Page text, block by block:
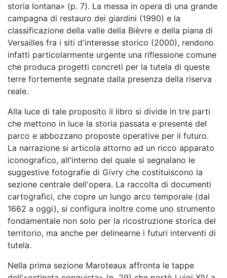
storia lontana» (p. 7). La messa in opera di una grande
campagna di restauro dei giardini (1990) e la
classificazione della valle della Bièvre e della piana di
Versailles fra i siti d'interesse storico (2000), rendono
infatti particolarmente urgente una riflessione comune
che produca progetti concreti per la tutela di queste
terre fortemente segnate dalla presenza della riserva
reale.
Alla luce di tale proposito il libro si divide in tre parti
che mettono in luce la storia passata e presente del
parco e abbozzano proposte operative per il futuro.
La narrazione si articola attorno ad un ricco apparato
iconografico, all'interno del quale si segnalano le
suggestive fotografie di Givry che costituiscono la
sezione centrale dell'opera. La raccolta di documenti
cartografici, che copre un lungo arco temporale (dal
1662 a oggi), si configura inoltre come uno strumento
fondamentale non solo per la ricostruzione storica del
territorio, ma anche per delinearne i futuri interventi di
tutela.
Nella prima sezione Maroteaux affronta le tappe